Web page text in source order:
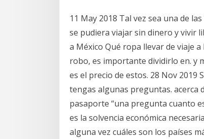
11 May 2018 Tal vez sea una de
se pudiera viajar sin dinero y vivir
a México Qué ropa llevar de viaje
robo, es importante dividirlo en. y
es el precio de estos. 28 Nov 2019
tengas algunas preguntas. acerca
pasaporte “una pregunta cuanto
es la solvencia económica
alguna vez cuáles son los países